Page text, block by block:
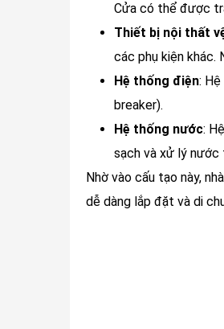
Cửa có thể được
Thiết bị nội thất
các phụ kiện khác.
Hệ thống điện:
breaker).
Hệ thống nước:
sạch và xử lý nước
Nhờ vào cấu tạo này,
dễ dàng lắp đặt và di